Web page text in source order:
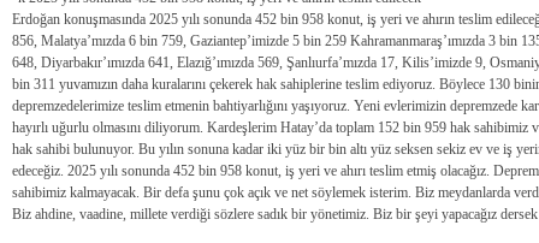
Erdoğan konuşmasında 2025 yılı sonunda 452 bin 958 konut, iş yeri ve ahırın teslim
856, Malatya’mızda 6 bin 759, Gaziantep’imizde 5 bin 259 Kahramanmaraş’ımızda 3 bin
648, Diyarbakır’ımızda 641, Elazığ’ımızda 569, Şanlıurfa’mızda 17, Kilis’imizde 9,
bin 311 yuvamızın daha kuralarını çekerek hak sahiplerine teslim ediyoruz. Böylece 130
depremzedelerimize teslim etmenin bahtiyarlığını yaşıyoruz. Yeni evlerimizin depremzede
hayırlı uğurlu olmasını diliyorum. Kardeşlerim Hatay’da toplam 152 bin 959 hak
hak sahibi bulunuyor. Bu yılın sonuna kadar iki yüz bir bin altı yüz seksen sekiz ev ve iş
edeceğiz. 2025 yılı sonunda 452 bin 958 konut, iş yeri ve ahırı teslim etmiş olacağız.
sahibimiz kalmayacak. Bir defa şunu çok açık ve net söylemek isterim. Biz meydanlarda
Biz ahdine, vaadine, millete verdiği sözlere sadık bir yönetimiz. Biz bir şeyi yapacağız